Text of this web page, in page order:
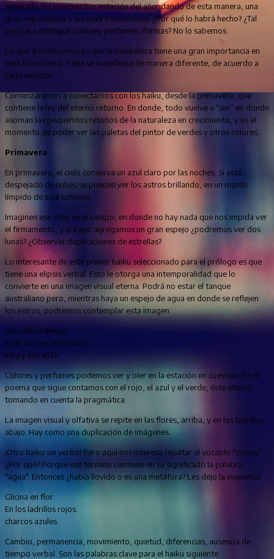
separado los poemas por estación del año, dando de esta manera, una
gran importancia a las cuatro estaciones. ¿Por qué lo habrá hecho? ¿Tal
vez para distinguir colores, perfumes, formas? No lo sabemos.
Lo que sí conocemos es que la naturaleza tiene una gran importancia en
esta forma lírica. Y ella se manifiesta de manera diferente, de acuerdo a
cada estación.
Comenzaremos a conectarnos con los haiku, desde la primavera, que
contiene la ley del eterno retorno. En donde, todo vuelve a “ser” en donde
asoman los pequeñitos retoños de la naturaleza en crecimiento, y es el
momento de poder ver las paletas del pintor de verdes y otros colores.
Primavera
En primavera, el cielo conserva un azul claro por las noches. Si está
despejado de nubes se pueden ver los astros brillando, en un manto
límpido de azul lumínico.
Imaginen ese cielo en el campo, en donde no hay nada que nos impida ver
el firmamento, y si a eso agregamos un gran espejo ¿podremos ver dos
lunas? ¿Observar duplicaciones de estrellas?
Lo interesante de este primer haiku seleccionado para el prólogo es que
tiene una elipsis verbal. Esto le otorga una intemporalidad que lo
convierte en una imagen visual eterna. Podrá no estar el tanque
australiano pero, mientras haya un espejo de agua en donde se reflejen
los astros, podremos contemplar esta imagen:
¿Dos lunas llenas?
En el tanque australiano,
luna y estrellas.
Colores y perfumes podemos ver y oler en la estación en cuestión. En el
poema que sigue contamos con el rojo, el azul y el verde, éste último,
tomando en cuenta la pragmática.
La imagen visual y olfativa se repite en las flores, arriba, y en los ladrillos,
abajo. Hay como una duplicación de imágenes.
¡Otro haiku sin verbo! Pero aquí nos interesa resaltar el vocablo "charco".
¿Por qué? Porque ese término contiene en su significado la palabra
"agua". Entonces ¿había llovido o es una metáfora? Les dejo la inquietud:
Glicina en flor.
En los ladrillos rojos:
charcos azules.
Cambio, permanencia, movimiento, quietud, diferencias, ausencia de
tiempo verbal. Son las palabras clave para el haiku siguiente.